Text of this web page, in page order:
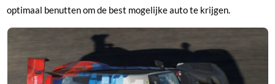
optimaal benutten om de best mogelijke auto te krijgen.